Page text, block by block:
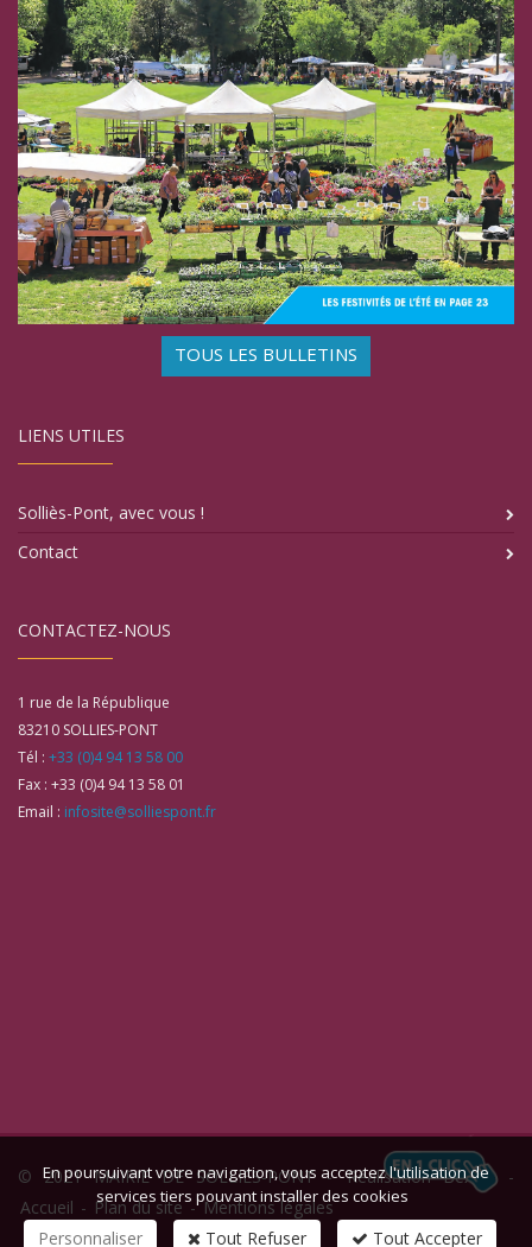
TOUS LES BULLETINS
LIENS UTILES
Solliès-Pont, avec vous !
Contact
CONTACTEZ-NOUS
1 rue de la République
83210 SOLLIES-PONT
Tél : +33 (0)4 94 13 58 00
Fax : +33 (0)4 94 13 58 01
Email : infosite@solliespont.fr
© 2021 MAIRIE DE SOLLIES-PONT -Réalisation Bexter-
Accueil - Plan du site-Mentions légales
En poursuivant votre navigation, vous acceptez l'utilisation de
services tiers pouvant installer des cookies
Personnaliser Tout Refuser Tout Accepter